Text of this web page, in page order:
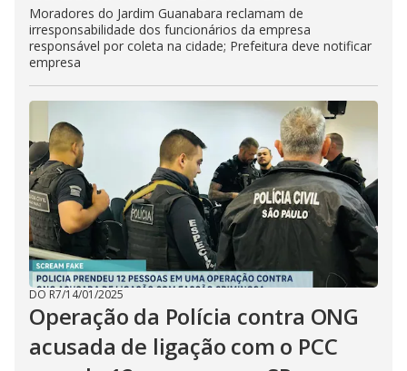
Moradores do Jardim Guanabara reclamam de
irresponsabilidade dos funcionários da empresa
responsável por coleta na cidade; Prefeitura deve notificar
empresa
DO R7/14/01/2025
Operação da Polícia contra ONG
acusada de ligação com o PCC